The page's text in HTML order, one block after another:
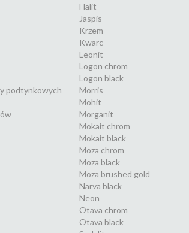
podtynkowych
Halit
Jaspis
Krzem
Kwarc
Leonit
Logon chrom
Logon black
Morris
Mohit
Morganit
Mokait chrom
Mokait black
Moza chrom
Moza black
Moza brushed gold
Narva black
Neon
Otava chrom
Otava black